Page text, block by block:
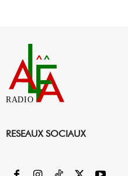
RADIO
RESEAUX SOCIAUX